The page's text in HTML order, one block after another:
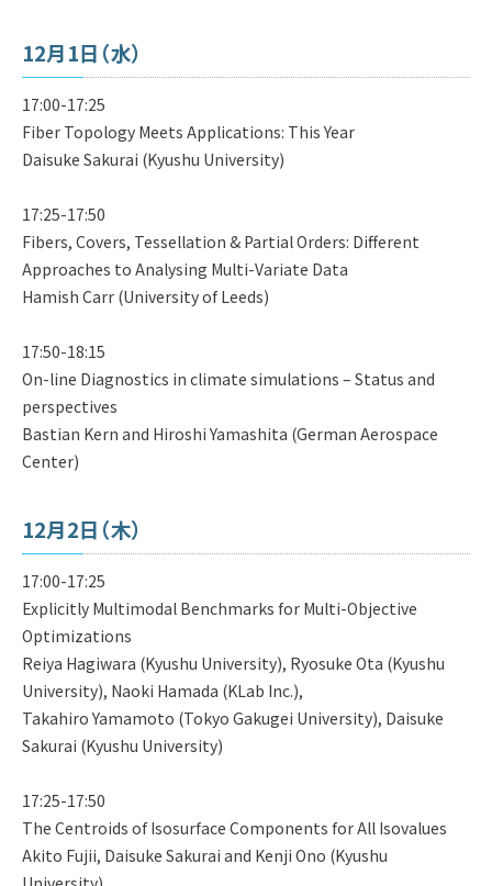
12月1日（水）
17:00-17:25
Fiber Topology Meets Applications: This Year
Daisuke Sakurai (Kyushu University)
17:25-17:50
Fibers, Covers, Tessellation & Partial Orders: Different
Approaches to Analysing Multi-Variate Data
Hamish Carr (University of Leeds)
17:50-18:15
On-line Diagnostics in climate simulations – Status and
perspectives
Bastian Kern and Hiroshi Yamashita (German Aerospace
Center)
12月2日（木）
17:00-17:25
Explicitly Multimodal Benchmarks for Multi-Objective
Optimizations
Reiya Hagiwara (Kyushu University), Ryosuke Ota (Kyushu
University), Naoki Hamada (KLab Inc.),
Takahiro Yamamoto (Tokyo Gakugei University), Daisuke
Sakurai (Kyushu University)
17:25-17:50
The Centroids of Isosurface Components for All Isovalues
Akito Fujii, Daisuke Sakurai and Kenji Ono (Kyushu